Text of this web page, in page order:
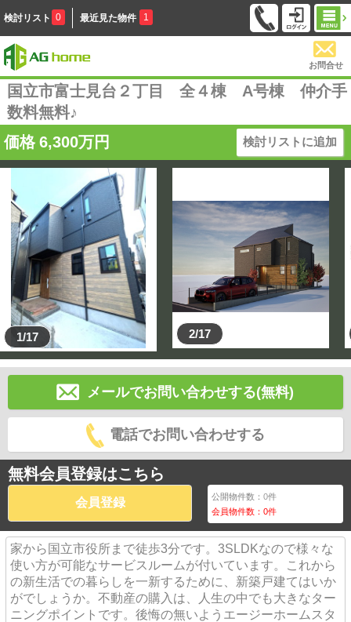
検討リスト 0 最近見た物件 1
お問合せ
国立市富士見台２丁目 全４棟 A号棟 仲介手
数料無料♪
価格 6,300万円 検討リストに追加
1/17 2/17
メールでお問い合わせする(無料)
電話でお問い合わせする
無料会員登録はこちら
会員登録 公開物件数：0件
会員物件数：0件
家から国立市役所まで徒歩3分です。3SLDKなので様々な
使い方が可能なサービスルームが付いています。これから
の新生活での暮らしを一新するために、新築戸建てはいか
がでしょうか。不動産の購入は、人生の中でも大きなター
ニングポイントです。後悔の無いようエージーホームスタ